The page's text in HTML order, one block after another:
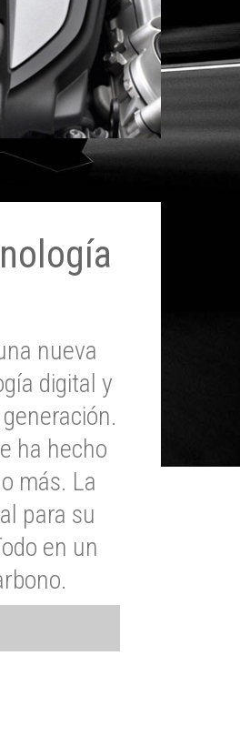
nueva
digital y
ha hecho
más. La
para su
en un